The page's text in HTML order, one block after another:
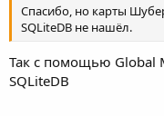
Спасибо, но карты
SQLiteDB не нашёл.
Так с помощью Global
SQLiteDB